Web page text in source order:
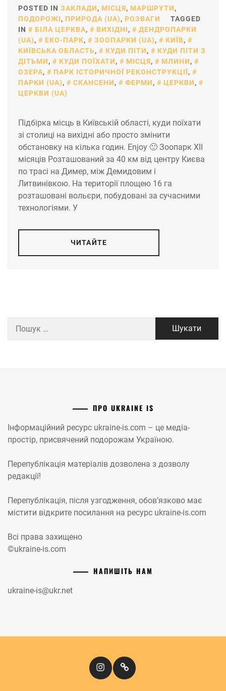
POSTED IN ЗАКЛАДИ, МІСЦЯ, МАРШРУТИ,
ПОДОРОЖІ, ПРИРОДА (UA), РОЗВАГИ
TAGGED
IN
БІЛА ЦЕРКВА, ВИХІДНІ,
ДЕНДРОПАРКИ
(UA), ЕКО-ПАРК, ЗООПАРКИ (UA), КИЇВ,
КИЇВСЬКА ОБЛАСТЬ, КУДИ ПІТИ,
КУДИ ПІТИ З
ДІТЬМИ, КУДИ ПОЇХАТИ, МІСЦЯ, МЛИНИ,
ОЗЕРА, ПАРК ІСТОРИЧНОЇ РЕКОНСТРУКЦІЇ,
ПАРКИ (UA), СКАНСЕНИ, ФЕРМИ, ЦЕРКВИ,
ЦЕРКВИ (UA)
Підбірка місць в Київській області, куди поїхати
зі столиці на вихідні або просто змінити
обстановку на кілька годин. Enjoy 🙂 Зоопарк ХІІ
місяців Розташований за 40 км від центру Києва
по трасі на Димер, між Демидовим і
Литвинівкою. На території площею 16 га
розташовані вольєри, побудовані за сучасними
технологіями. У
ЧИТАЙТЕ
ПРО UKRAINE IS
Інформаційний ресурс ukraine-is.com – це медіа-
простір, присвячений подорожам Україною.
Перепублікація матеріалів дозволена з дозволу
редакції!
Перепублікація, після узгодження, обов’язково має
містити відкрите посилання на ресурс ukraine-is.com
Всі права захищено
©ukraine-is.com
НАПИШІТЬ НАМ
ukraine-is@ukr.net
InstagramКіномандри